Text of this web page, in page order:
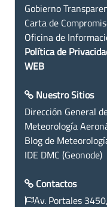
Gobierno
Carta de
Oficina de
Política de
WEB
Nuestro Sitios
Dirección General
Meteorología
Blog de
IDE DMC (Geonode)
Contactos
Av. Portales